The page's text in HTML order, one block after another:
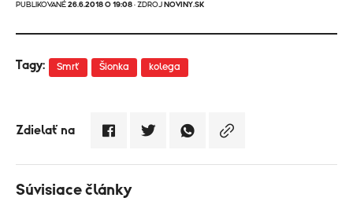
PUBLIKOVANÉ 26.6.2018 O 19:08 · ZDROJ NOVINY.SK
Tagy: Smrť Šionka kolega
Zdielať na
Súvisiace články